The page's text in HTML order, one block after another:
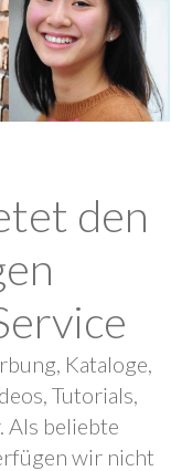
den
Kataloge,
Tutorials,
Als beliebte
wir nicht